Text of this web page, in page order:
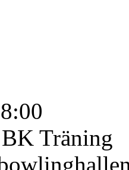
Träning